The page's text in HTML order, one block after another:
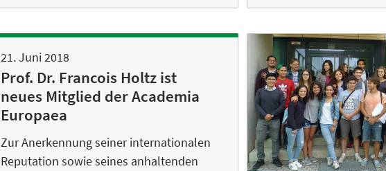
21. Juni 2018
Prof. Dr. Francois Holtz ist
neues Mitglied der Academia
Europaea
Zur Anerkennung seiner internationalen
Reputation sowie seines anhaltenden